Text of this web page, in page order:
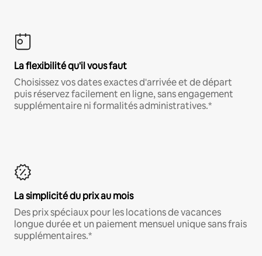
La flexibilité qu'il vous faut
Choisissez vos dates exactes d'arrivée et de départ
puis réservez facilement en ligne, sans engagement
supplémentaire ni formalités administratives.*
La simplicité du prix au mois
Des prix spéciaux pour les locations de vacances
longue durée et un paiement mensuel unique sans frais
supplémentaires.*